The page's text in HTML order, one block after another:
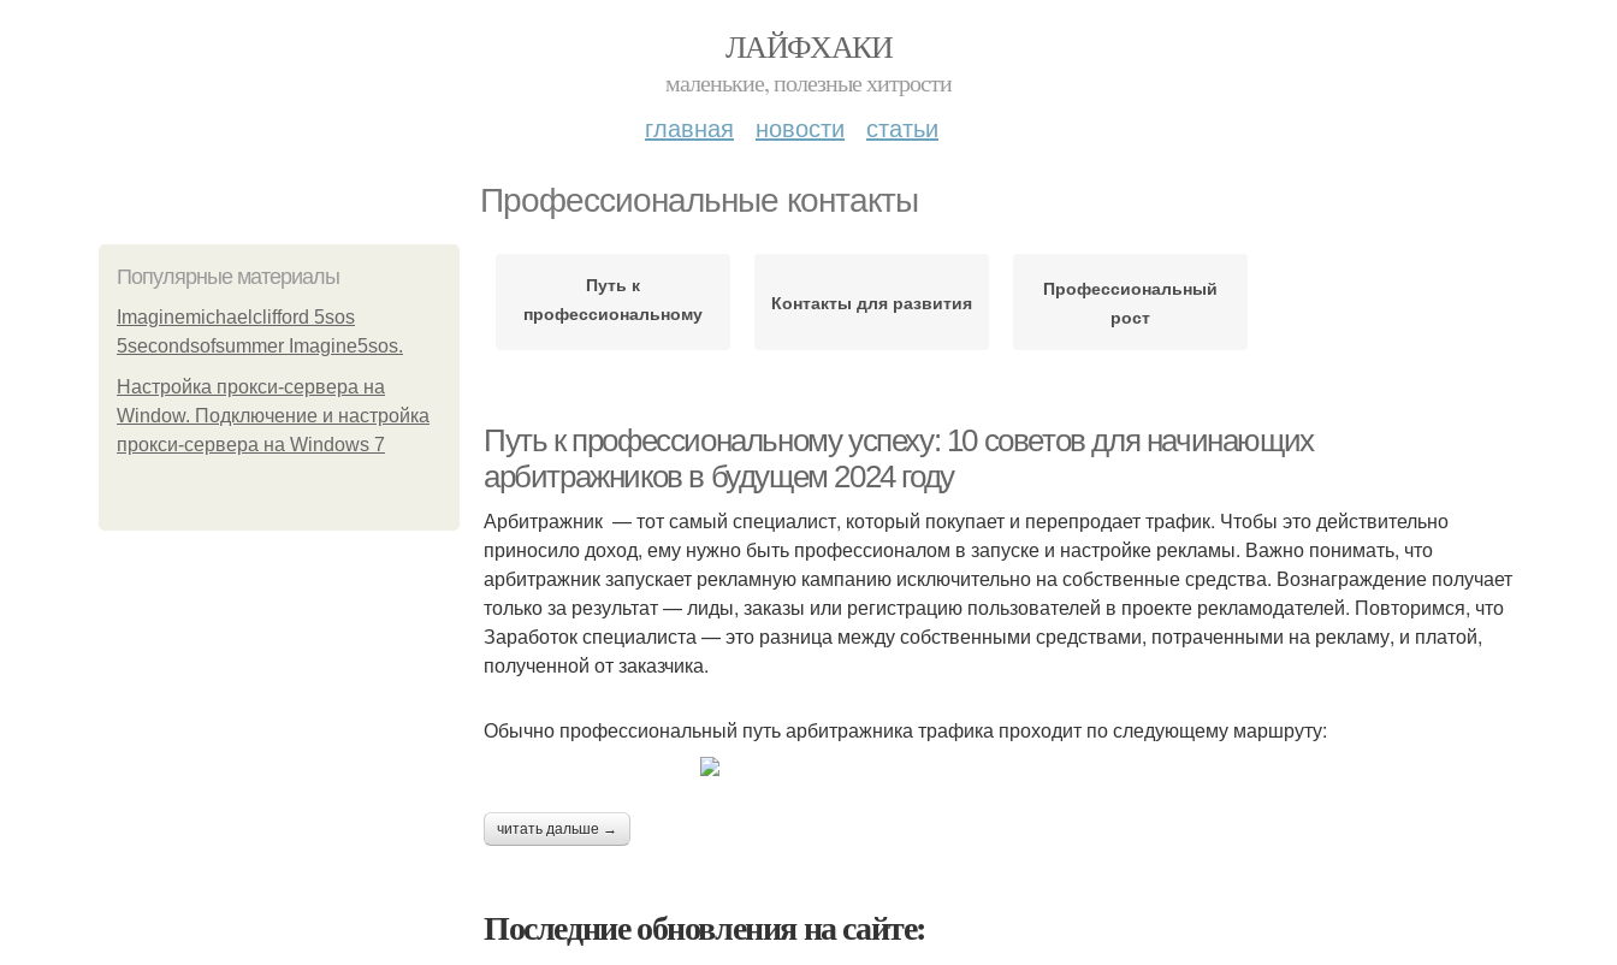
ЛАЙФХАКИ
маленькие, полезные хитрости
главная новости статьи
Профессиональные контакты
Популярные материалы
Imaginemichaelclifford 5sos
5secondsofsummer Imagine5sos.
Настройка прокси-сервера на
Window. Подключение и настройка
прокси-сервера на Windows 7
Путь к
профессиональному
Контакты для развития
Профессиональный
рост
Путь к профессиональному успеху: 10 советов для начинающих
арбитражников в будущем 2024 году
Арбитражник — тот самый специалист, который покупает и перепродает трафик. Чтобы это действительно
приносило доход, ему нужно быть профессионалом в запуске и настройке рекламы. Важно понимать, что
арбитражник запускает рекламную кампанию исключительно на собственные средства. Вознаграждение получает
только за результат — лиды, заказы или регистрацию пользователей в проекте рекламодателей. Повторимся, что
Заработок специалиста — это разница между собственными средствами, потраченными на рекламу, и платой,
полученной от заказчика.
Обычно профессиональный путь арбитражника трафика проходит по следующему маршруту:
читать дальше →
Последние обновления на сайте: